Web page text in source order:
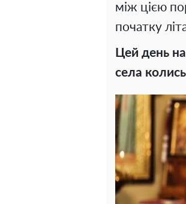
між цією
початку
Цей день
села